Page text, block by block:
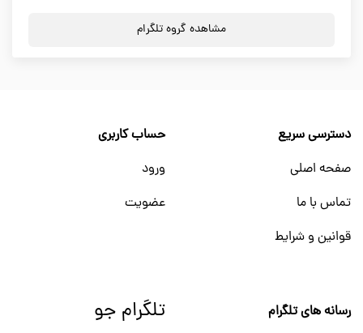
مشاهده گروه تلگرام
دسترسی سریع
صفحه اصلی
تماس با ما
قوانین و شرایط
حساب کاربری
ورود
عضویت
رسانه های تلگرام تلگرام جو